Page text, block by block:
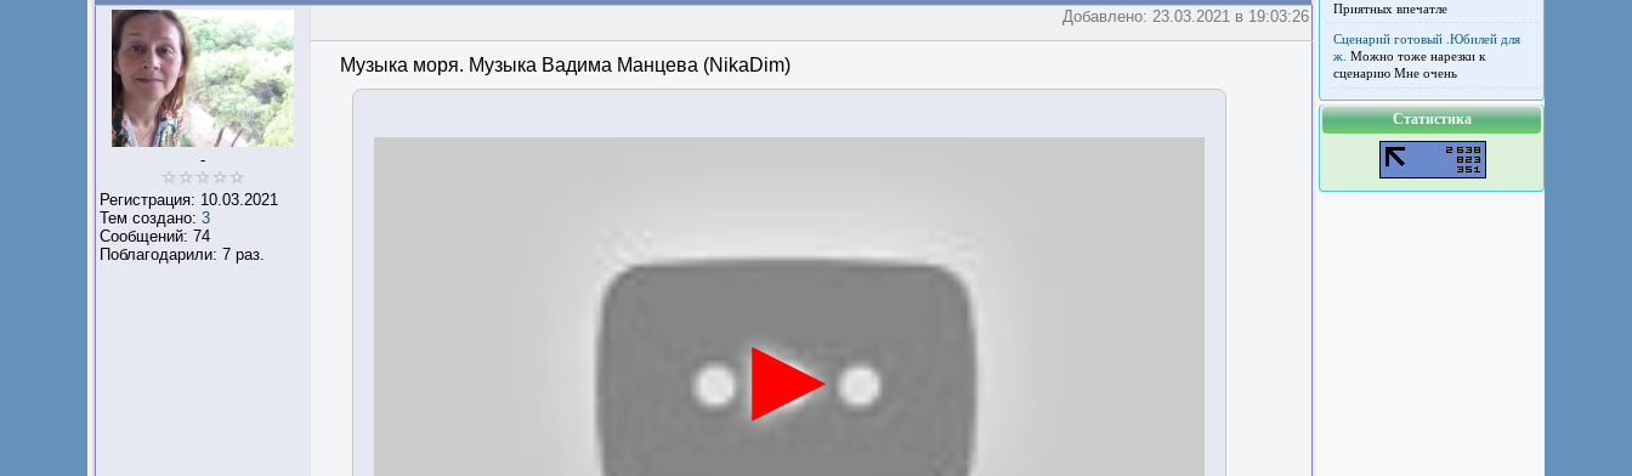
-
Регистрация: 10.03.2021
Тем создано: 3
Сообщений: 74
Поблагодарили: 7 раз.
Добавлено: 23.03.2021 в 19:03:26
Музыка моря. Музыка Вадима Манцева (NikaDim)
Приятных впечатле
Сценарий готовый .Юбилей для
ж. Можно тоже нарезки к
сценарию Мне очень
Статистика